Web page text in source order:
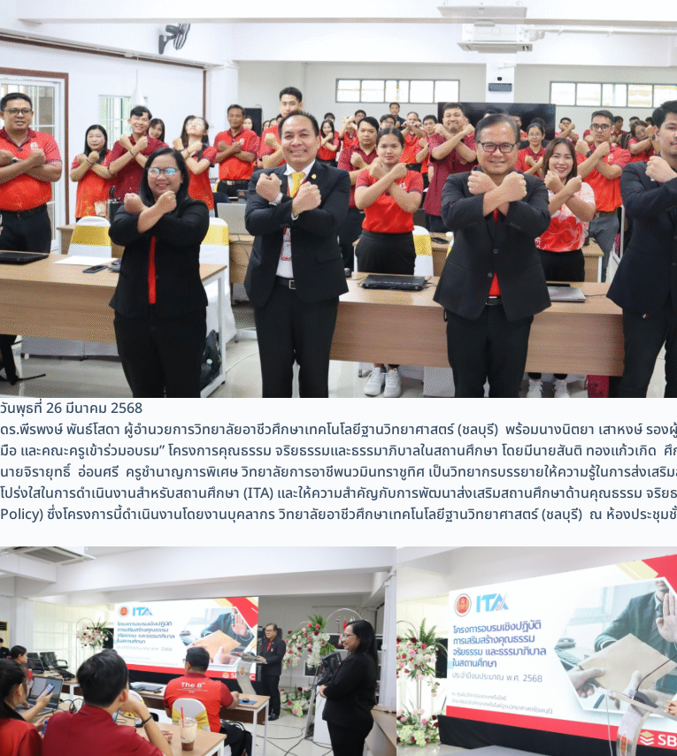
วันพุธที่ 26 มีนาคม 2568
ดร.พีรพงษ์ พันธ์โสดา ผู้อำนวยการวิทยาลัยอาชีวศึกษาเทคโนโลยีฐานวิทยาศาสตร์ (ชลบุรี) พร้อมนางนิตยา เสาหงษ์ รอ
มือ และคณะครูเข้าร่วมอบรม” โครงการคุณธรรม จริยธรรมและธรรมาภิบาลในสถานศึกษา โดยมีนายสันติ ทองแก้วเกิ
นายจิรายุทธิ์ อ่อนศรี ครูชำนาญการพิเศษ วิทยาลัยการอาชีพนวมินทราชูทิศ เป็นวิทยากรบรรยายให้ความรู้ในการส่งเส
โปร่งใสในการดำเนินงานสำหรับสถานศึกษา (ITA) และให้ความสำคัญกับการพัฒนาส่งเสริมสถานศึกษาด้านคุณธรรม จริ
Policy) ซึ่งโครงการนี้ดำเนินงานโดยงานบุคลากร วิทยาลัยอาชีวศึกษาเทคโนโลยีฐานวิทยาศาสตร์ (ชลบุรี) ณ ห้องประชุม